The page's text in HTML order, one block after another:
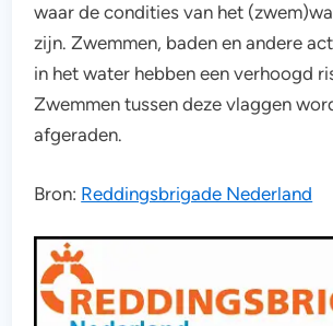
waar de condities van het
zijn. Zwemmen, baden en andere
in het water hebben een verhoogd
Zwemmen tussen deze vlaggen
afgeraden.
Bron: Reddingsbrigade Nederland